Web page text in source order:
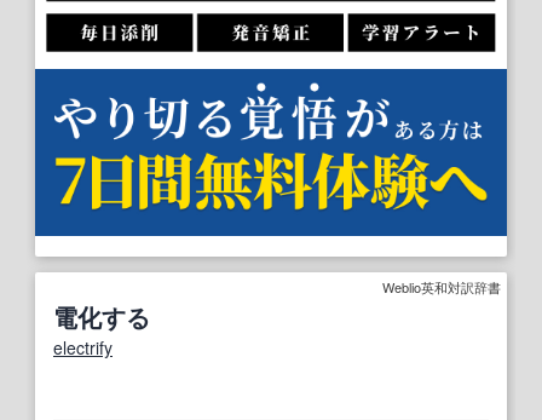
Weblio英和対訳辞書
電化する
electrify